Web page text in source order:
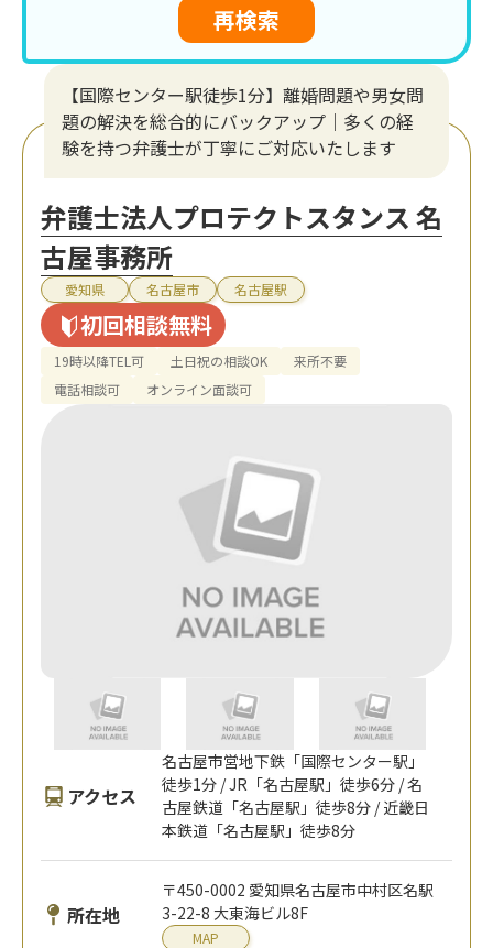
再検索
【国際センター駅徒歩1分】離婚問題や男女問
題の解決を総合的にバックアップ｜多くの経
験を持つ弁護士が丁寧にご対応いたします
弁護士法人プロテクトスタンス 名
古屋事務所
愛知県 名古屋市 名古屋駅
初回相談無料
19時以降TEL可 土日祝の相談OK
来所不要
電話相談可
オンライン面談可
アクセス
名古屋市営地下鉄「国際センター駅」
徒歩1分 / JR「名古屋駅」徒歩6分 / 名
古屋鉄道「名古屋駅」徒歩8分 / 近畿日
本鉄道「名古屋駅」徒歩8分
所在地
〒450-0002 愛知県名古屋市中村区名駅
3-22-8 大東海ビル8F
MAP